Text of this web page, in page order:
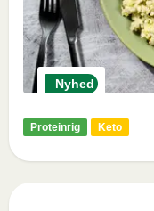
Nyhed
Proteinrig Keto